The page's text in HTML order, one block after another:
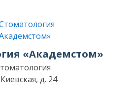
«Академстом»
д. 24